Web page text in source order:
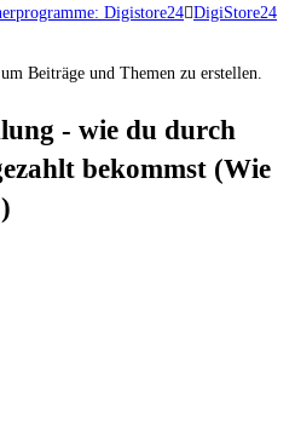
Digistore24 DigiStore24
, um Beiträge und Themen zu erstellen.
- wie du durch
bekommst (Wie